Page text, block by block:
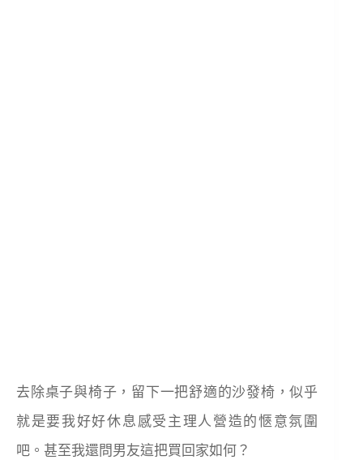
去除桌子與椅子，留下一把舒適的沙發椅，似乎
就是要我好好休息感受主理人營造的愜意氛圍
吧。甚至我還問男友這把買回家如何？